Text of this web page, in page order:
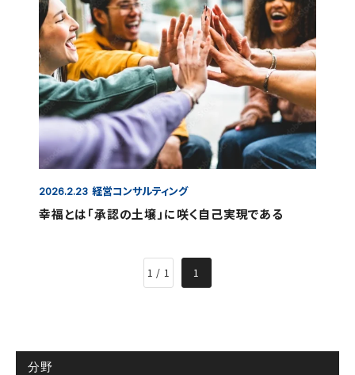
2026.2.23 経営コンサルティング
幸福とは「承認の土壌」に咲く自己実現である
1 / 1 1
分野